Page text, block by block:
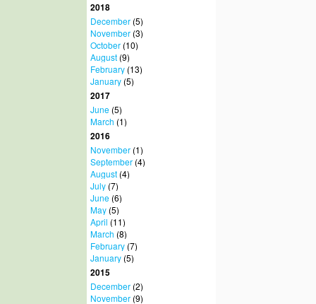
2018
December(5)
November(3)
October(10)
August(9)
February(13)
January(5)
2017
June(5)
March (1)
2016
November(1)
September(4)
August(4)
July(7)
June(6)
May(5)
April (11)
March (8)
February(7)
January(5)
2015
December(2)
November(9)